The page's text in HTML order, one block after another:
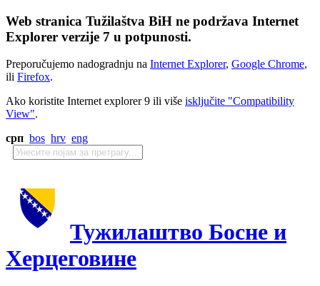
Web stranica Tužilaštva BiH ne podržava Internet
Explorer verzije 7 u potpunosti.
Preporučujemo nadogradnju na Internet Explorer, Google Chrome,
ili Firefox.
Ako koristite Internet explorer 9 ili više isključite "Compatibility
View".
срп bos hrv eng
Тужилаштво Босне и
Херцеговине